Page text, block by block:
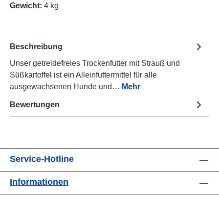
Gewicht: 4 kg
Beschreibung
Unser getreidefreies Trockenfutter mit Strauß und
Süßkartoffel ist ein Alleinfuttermittel für alle
ausgewachsenen Hunde und… Mehr
Bewertungen
Service-Hotline
Informationen